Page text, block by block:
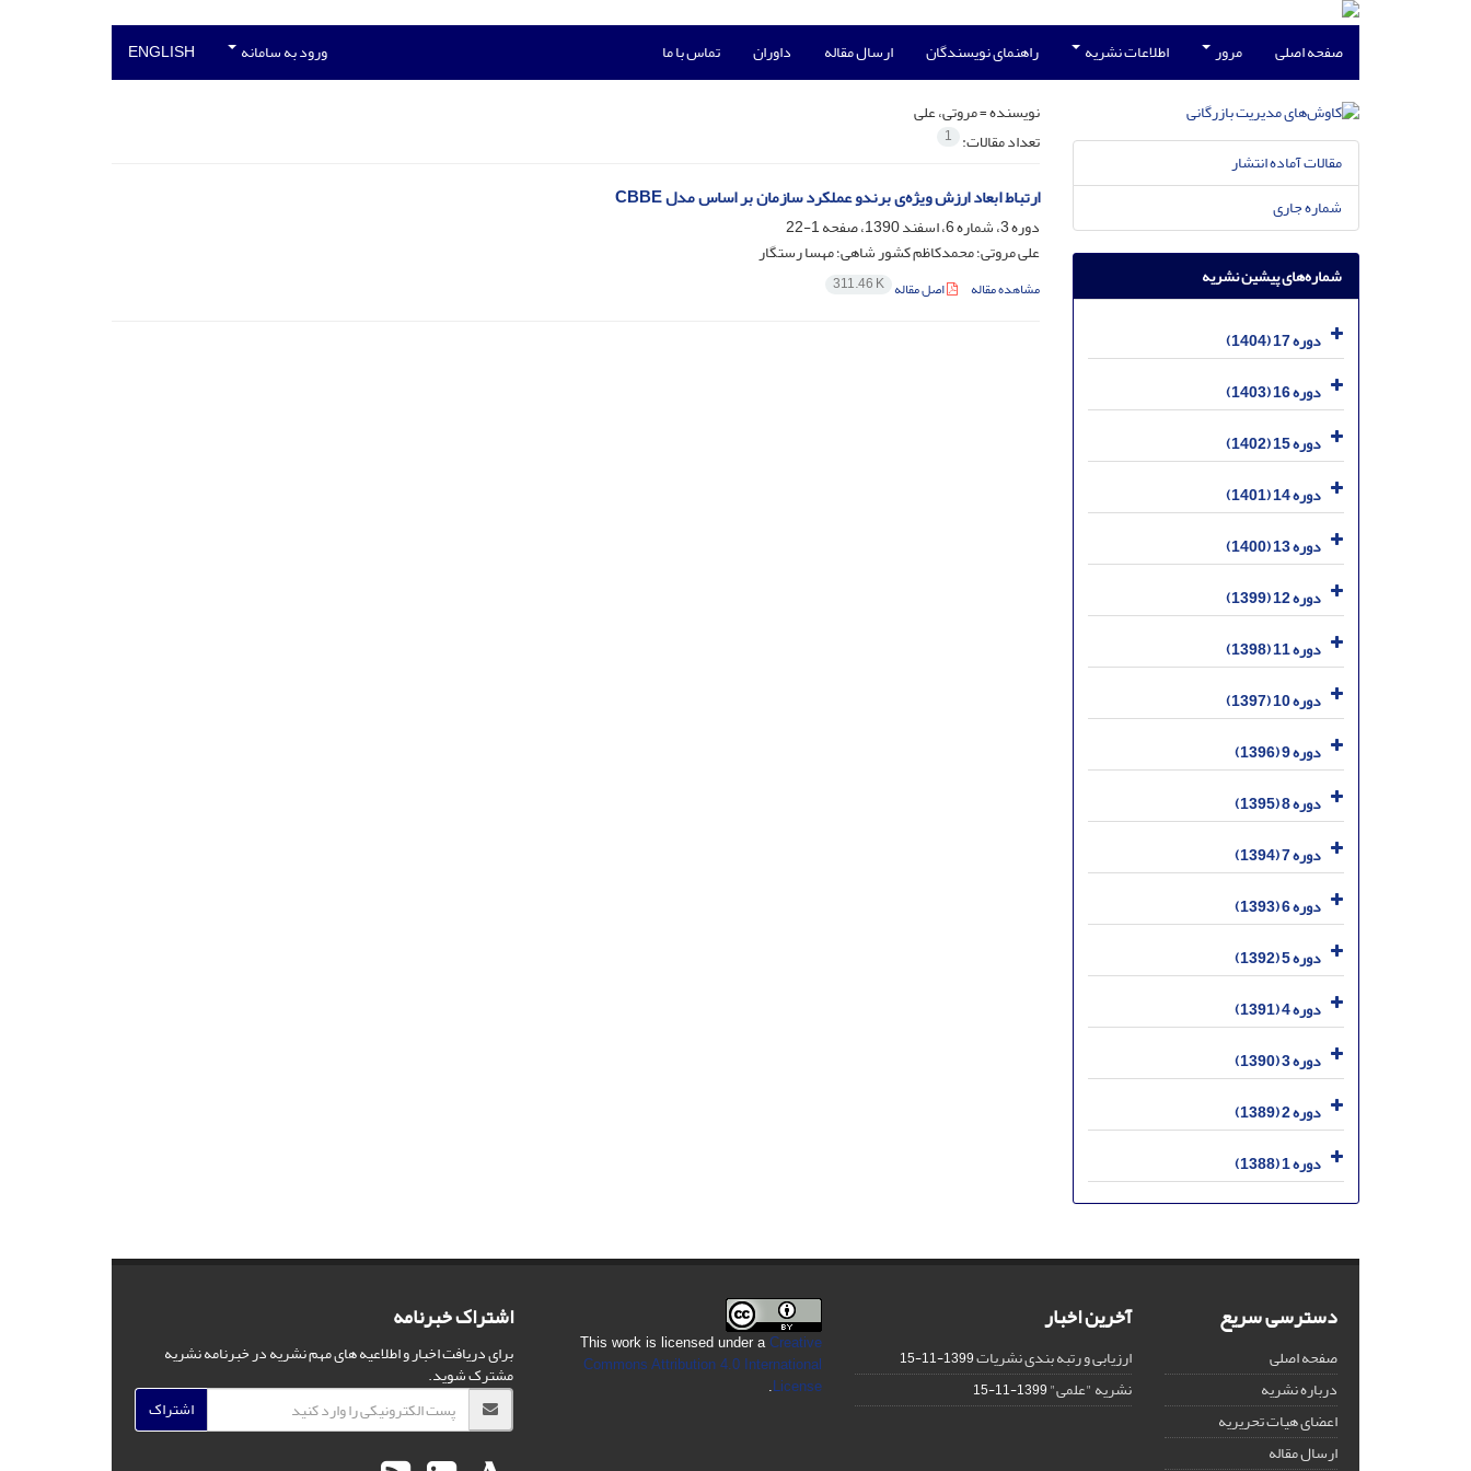
صفحه اصلی مرور اطلاعات نشریه راهنمای نویسندگان ارسال مقاله داوران تماس با ما ورود به سامانه ENGLISH
نویسنده =مروتی، علی
تعداد مقالات: 1
ارتباط ابعاد ارزش ویژه‌ی برندو عملکرد سازمان بر اساس مدل CBBE
دوره 3، شماره 6، اسفند 1390، صفحه
1-22
علی مروتی؛ محمدکاظم کشور شاهی؛ مهسا رستگار
مشاهده مقاله اصل مقاله 311.46 K
مقالات آماده انتشار
شماره جاری
شماره‌های پیشین نشریه
دوره 17 (1404)
دوره 16 (1403)
دوره 15 (1402)
دوره 14 (1401)
دوره 13 (1400)
دوره 12 (1399)
دوره 11 (1398)
دوره 10 (1397)
دوره 9 (1396)
دوره 8 (1395)
دوره 7 (1394)
دوره 6 (1393)
دوره 5 (1392)
دوره 4 (1391)
دوره 3 (1390)
دوره 2 (1389)
دوره 1 (1388)
دسترسی سریع
صفحه اصلی
درباره نشریه
اعضای هیات تحریریه
ارسال مقاله
آخرین اخبار
ارزیابی و رتبه بندی نشریات1399-11-15
نشریه "علمی"1399-11-15
This work is licensed under aCreative
Commons Attribution 4.0 International
License
.
اشتراک خبرنامه
برای دریافت اخبار و اطلاعیه های مهم نشریه در خبرنامه نشریه
مشترک شوید.
اشتراک